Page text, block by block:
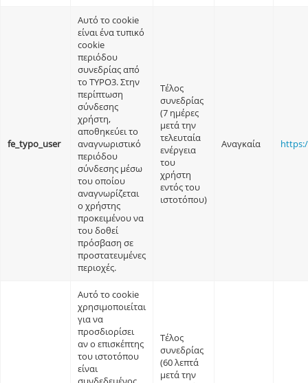
fe_typo_user
Αυτό το cookie
είναι ένα τυπικό
cookie
περιόδου
συνεδρίας από
το TYPO3. Στην
περίπτωση
σύνδεσης
χρήστη,
αποθηκεύει το
αναγνωριστικό
περιόδου
σύνδεσης μέσω
του οποίου
αναγνωρίζεται
ο χρήστης
προκειμένου να
του δοθεί
πρόσβαση σε
προστατευμένες
περιοχές.
Τέλος
συνεδρίας
(7 ημέρες
μετά την
τελευταία
ενέργεια
του
χρήστη
εντός του
ιστοτόπου)
Αναγκαία
Αυτό το cookie
χρησιμοποιείται
για να
προσδιορίσει
αν ο επισκέπτης
του ιστοτόπου
είναι
Τέλος
συνεδρίας
(60 λεπτά
μετά την